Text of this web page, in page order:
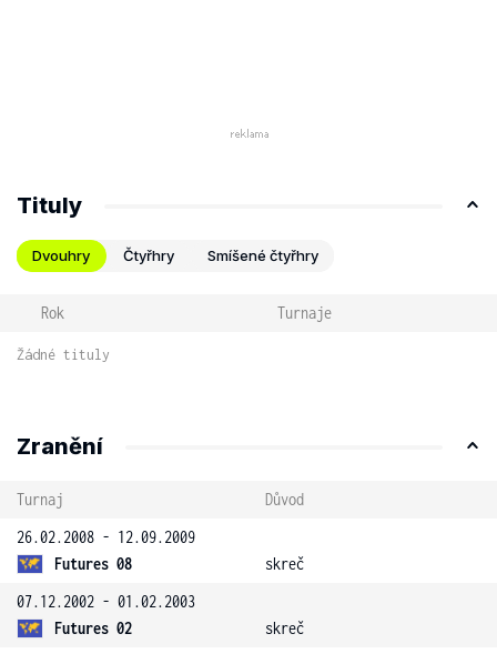
Tituly
Dvouhry Čtyřhry Smíšené čtyřhry
Rok Turnaje
Žádné tituly
Zranění
Turnaj
Důvod
26.02.2008 - 12.09.2009
Futures 08
skreč
07.12.2002 - 01.02.2003
Futures 02
skreč